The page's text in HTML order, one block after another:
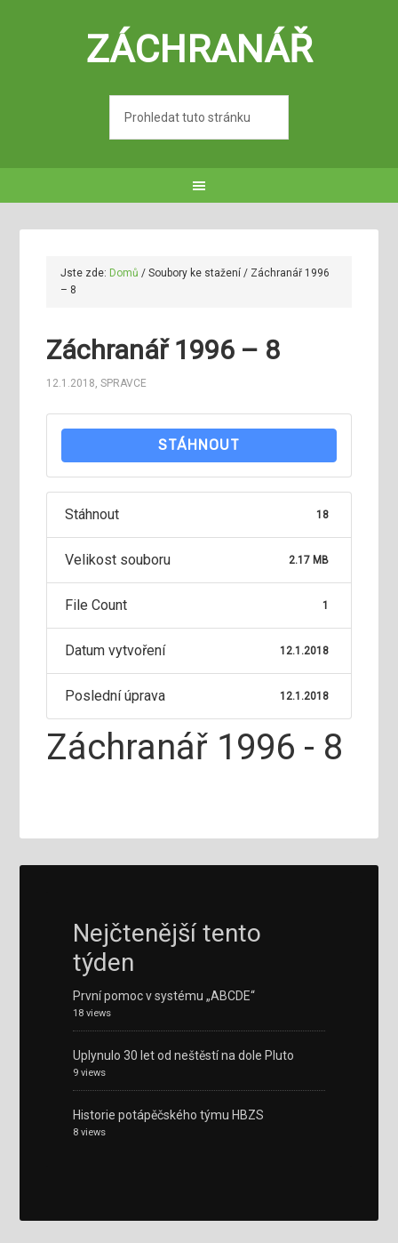
ZÁCHRANÁŘ
Jste zde: Domů / Soubory ke stažení/ Záchranář 1996
– 8
Záchranář 1996 – 8
12.1.2018,SPRAVCE
STÁHNOUT
Stáhnout 18
Velikost souboru 2.17 MB
File Count 1
Datum vytvoření 12.1.2018
Poslední úprava 12.1.2018
Záchranář 1996 - 8
Nejčtenější tento
týden
První pomoc v systému „ABCDE“
18 views
Uplynulo 30 let od neštěstí na dole Pluto
9 views
Historie potápěčského týmu HBZS
8 views